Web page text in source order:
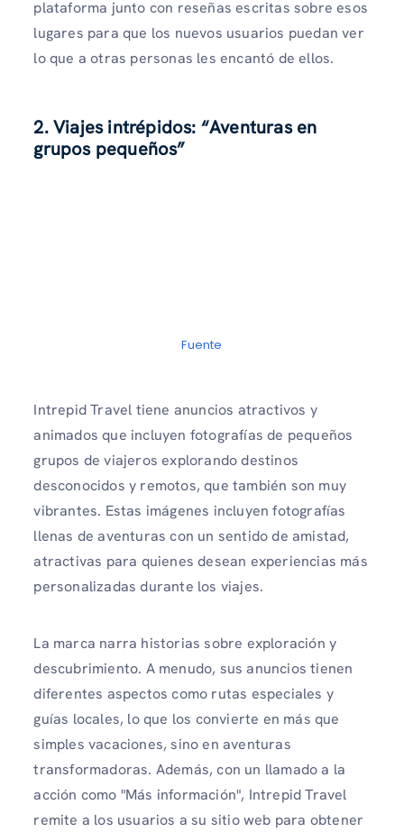
plataforma junto con reseñas escritas sobre esos
lugares para que los nuevos usuarios puedan ver
lo que a otras personas les encantó de ellos.
2. Viajes intrépidos: “Aventuras en
grupos pequeños”
Fuente
Intrepid Travel tiene anuncios atractivos y
animados que incluyen fotografías de pequeños
grupos de viajeros explorando destinos
desconocidos y remotos, que también son muy
vibrantes. Estas imágenes incluyen fotografías
llenas de aventuras con un sentido de amistad,
atractivas para quienes desean experiencias más
personalizadas durante los viajes.
La marca narra historias sobre exploración y
descubrimiento. A menudo, sus anuncios tienen
diferentes aspectos como rutas especiales y
guías locales, lo que los convierte en más que
simples vacaciones, sino en aventuras
transformadoras. Además, con un llamado a la
acción como "Más información", Intrepid Travel
remite a los usuarios a su sitio web para obtener